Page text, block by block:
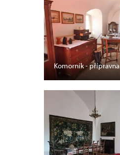
Komorník - přípravna